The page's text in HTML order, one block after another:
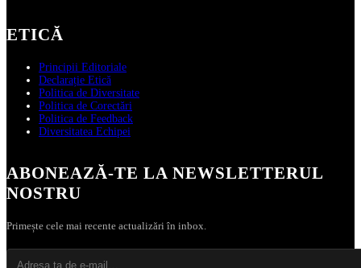
ETICĂ
Principii Editoriale
Declarație Etică
Politica de Diversitate
Politica de Corectări
Politica de Feedback
Diversitatea Echipei
ABONEAZĂ‑TE LA NEWSLETTERUL
NOSTRU
Primește cele mai recente actualizări în inbox.